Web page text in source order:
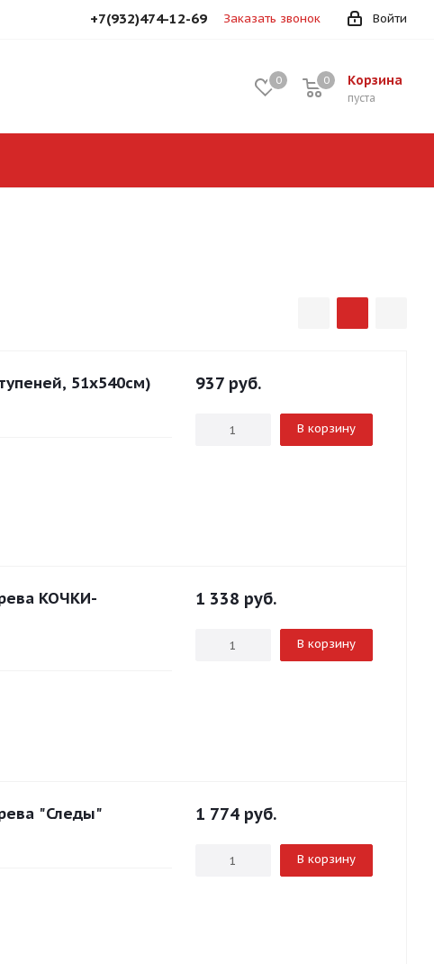
Войти
+7(932)474-12-69 Заказать звонок
0 Корзина
0
пуста
0
51х540см) 937 руб.
В корзину
КОЧКИ-
1 338 руб.
В корзину
"Следы" 1 774 руб.
В корзину